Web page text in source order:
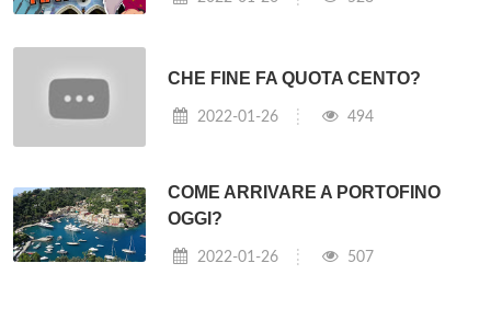
CHE FINE FA QUOTA CENTO?
2022-01-26 494
COME ARRIVARE A PORTOFINO
OGGI?
2022-01-26 507